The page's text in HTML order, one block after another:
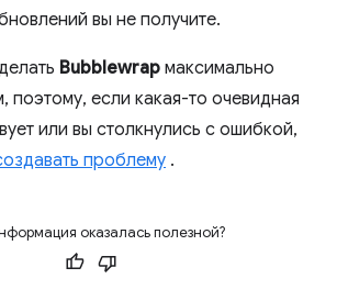
вы не получите.
Bubblewrap максимально
поэтому, если какая-то очевидная
или вы столкнулись с ошибкой,
проблему .
оказалась полезной?